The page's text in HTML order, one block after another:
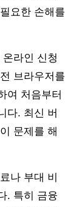
요한 손해를
라인 신청
브라우저를
여 처음부터
다. 최신 버
문제를 해
나 부대 비
. 특히 금융